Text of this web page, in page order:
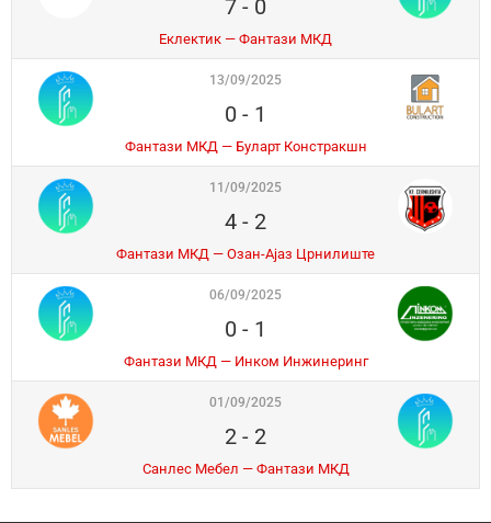
7 - 0
Еклектик — Фантази МКД
13/09/2025
0 - 1
Фантази МКД — Буларт Констракшн
11/09/2025
4 - 2
Фантази МКД — Озан-Ајаз Црнилиште
06/09/2025
0 - 1
Фантази МКД — Инком Инжинеринг
01/09/2025
2 - 2
Санлес Мебел — Фантази МКД